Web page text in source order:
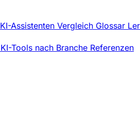
KI-Assistenten Vergleich Glossar
KI-Tools nach Branche Referenzen